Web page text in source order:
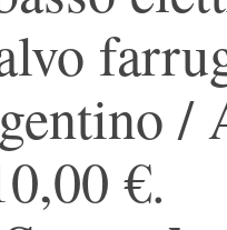
/
€.